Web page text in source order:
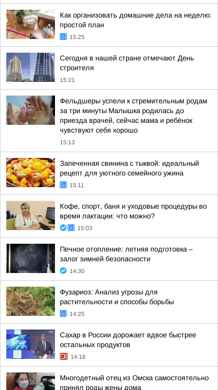
Как организовать домашние дела на неделю:
простой план
15:25
Сегодня в нашей стране отмечают День
строителя
15:21
Фельдшеры успели к стремительным родам
за три минуты Малышка родилась до
приезда врачей, сейчас мама и ребёнок
чувствуют себя хорошо
15:13
Запеченная свинина с тыквой: идеальный
рецепт для уютного семейного ужина
15:11
Кофе, спорт, баня и уходовые процедуры во
время лактации: что можно?
15:03
Печное отопление: летняя подготовка –
залог зимней безопасности
14:30
Фузариоз: Анализ угрозы для
растительности и способы борьбы
14:25
Сахар в России дорожает вдвое быстрее
остальных продуктов
14:18
Многодетный отец из Омска самостоятельно
принял роды жены дома